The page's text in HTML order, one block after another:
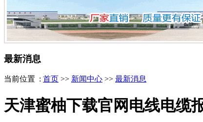
最新消息
当前位置 : 首页 >> 新闻中心 >> 最新消息
天津蜜柚下载官网电线电缆